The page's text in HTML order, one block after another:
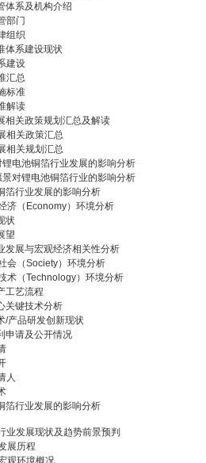
体系及机构介绍
部门
组织
体系建设现状
建设
汇总
标准
解读
相关政策规划汇总及解读
相关政策汇总
相关规划汇总
锂电池铜箔行业发展的影响分析
景对锂电池铜箔行业的影响分析
箔行业发展的影响分析
济（Economy）环境分析
状
望
发展与宏观经济相关性分析
会（Society）环境分析
术（Technology）环境分析
工艺流程
关键技术分析
/产品研发创新现状
申请及公开情况
人
箔行业发展的影响分析
业发展现状及趋势前景预判
展历程
观环境概况